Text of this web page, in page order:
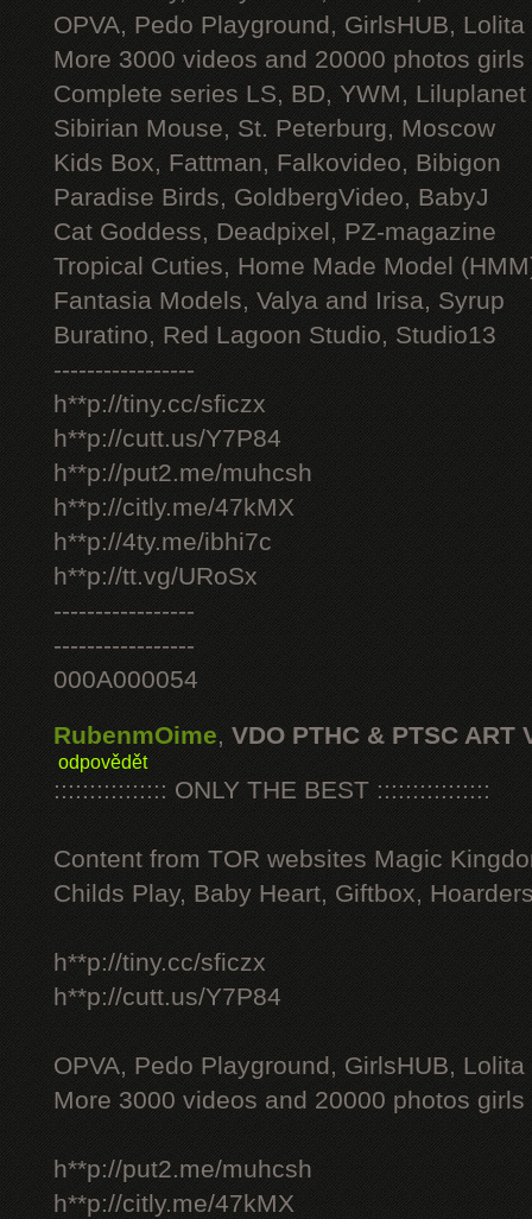
OPVA, Pedo Playground, GirlsHUB, Lolita
More 3000 videos and 20000 photos
Complete series LS, BD, YWM, Liluplanet
Sibirian Mouse, St. Peterburg, Moscow
Kids Box, Fattman, Falkovideo, Bibigon
Paradise Birds, GoldbergVideo, BabyJ
Cat Goddess, Deadpixel, PZ-magazine
Tropical Cuties, Home Made Model
Fantasia Models, Valya and Irisa, Syrup
Buratino, Red Lagoon Studio, Studio13
-----------------
h**p://tiny.cc/sficzx
h**p://cutt.us/Y7P84
h**p://put2.me/muhcsh
h**p://citly.me/47kMX
h**p://4ty.me/ibhi7c
h**p://tt.vg/URoSx
-----------------
-----------------
000A000054
RubenmOime, VDO PTHC & PTSC ART
odpovědět
:::::::::::::::: ONLY THE BEST ::::::::::::::::
Content from TOR websites Magic
Childs Play, Baby Heart, Giftbox,
h**p://tiny.cc/sficzx
h**p://cutt.us/Y7P84
OPVA, Pedo Playground, GirlsHUB, Lolita
More 3000 videos and 20000 photos
h**p://put2.me/muhcsh
h**p://citly.me/47kMX